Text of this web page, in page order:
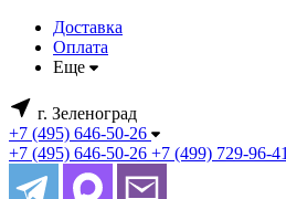
Доставка
Оплата
Еще
г. Зеленоград
+7 (495) 646-50-26
+7 (495) 646-50-26 +7 (499) 729-96-41